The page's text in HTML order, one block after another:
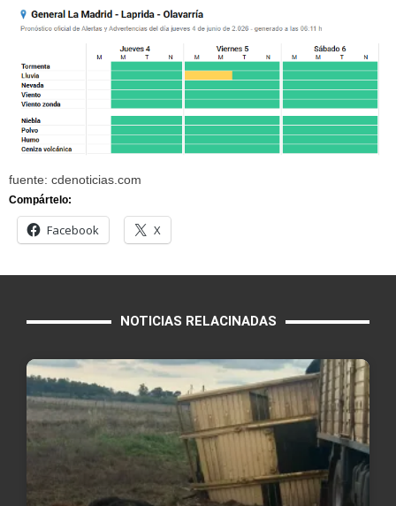
fuente: cdenoticias.com
Compártelo:
Facebook X
NOTICIAS RELACINADAS